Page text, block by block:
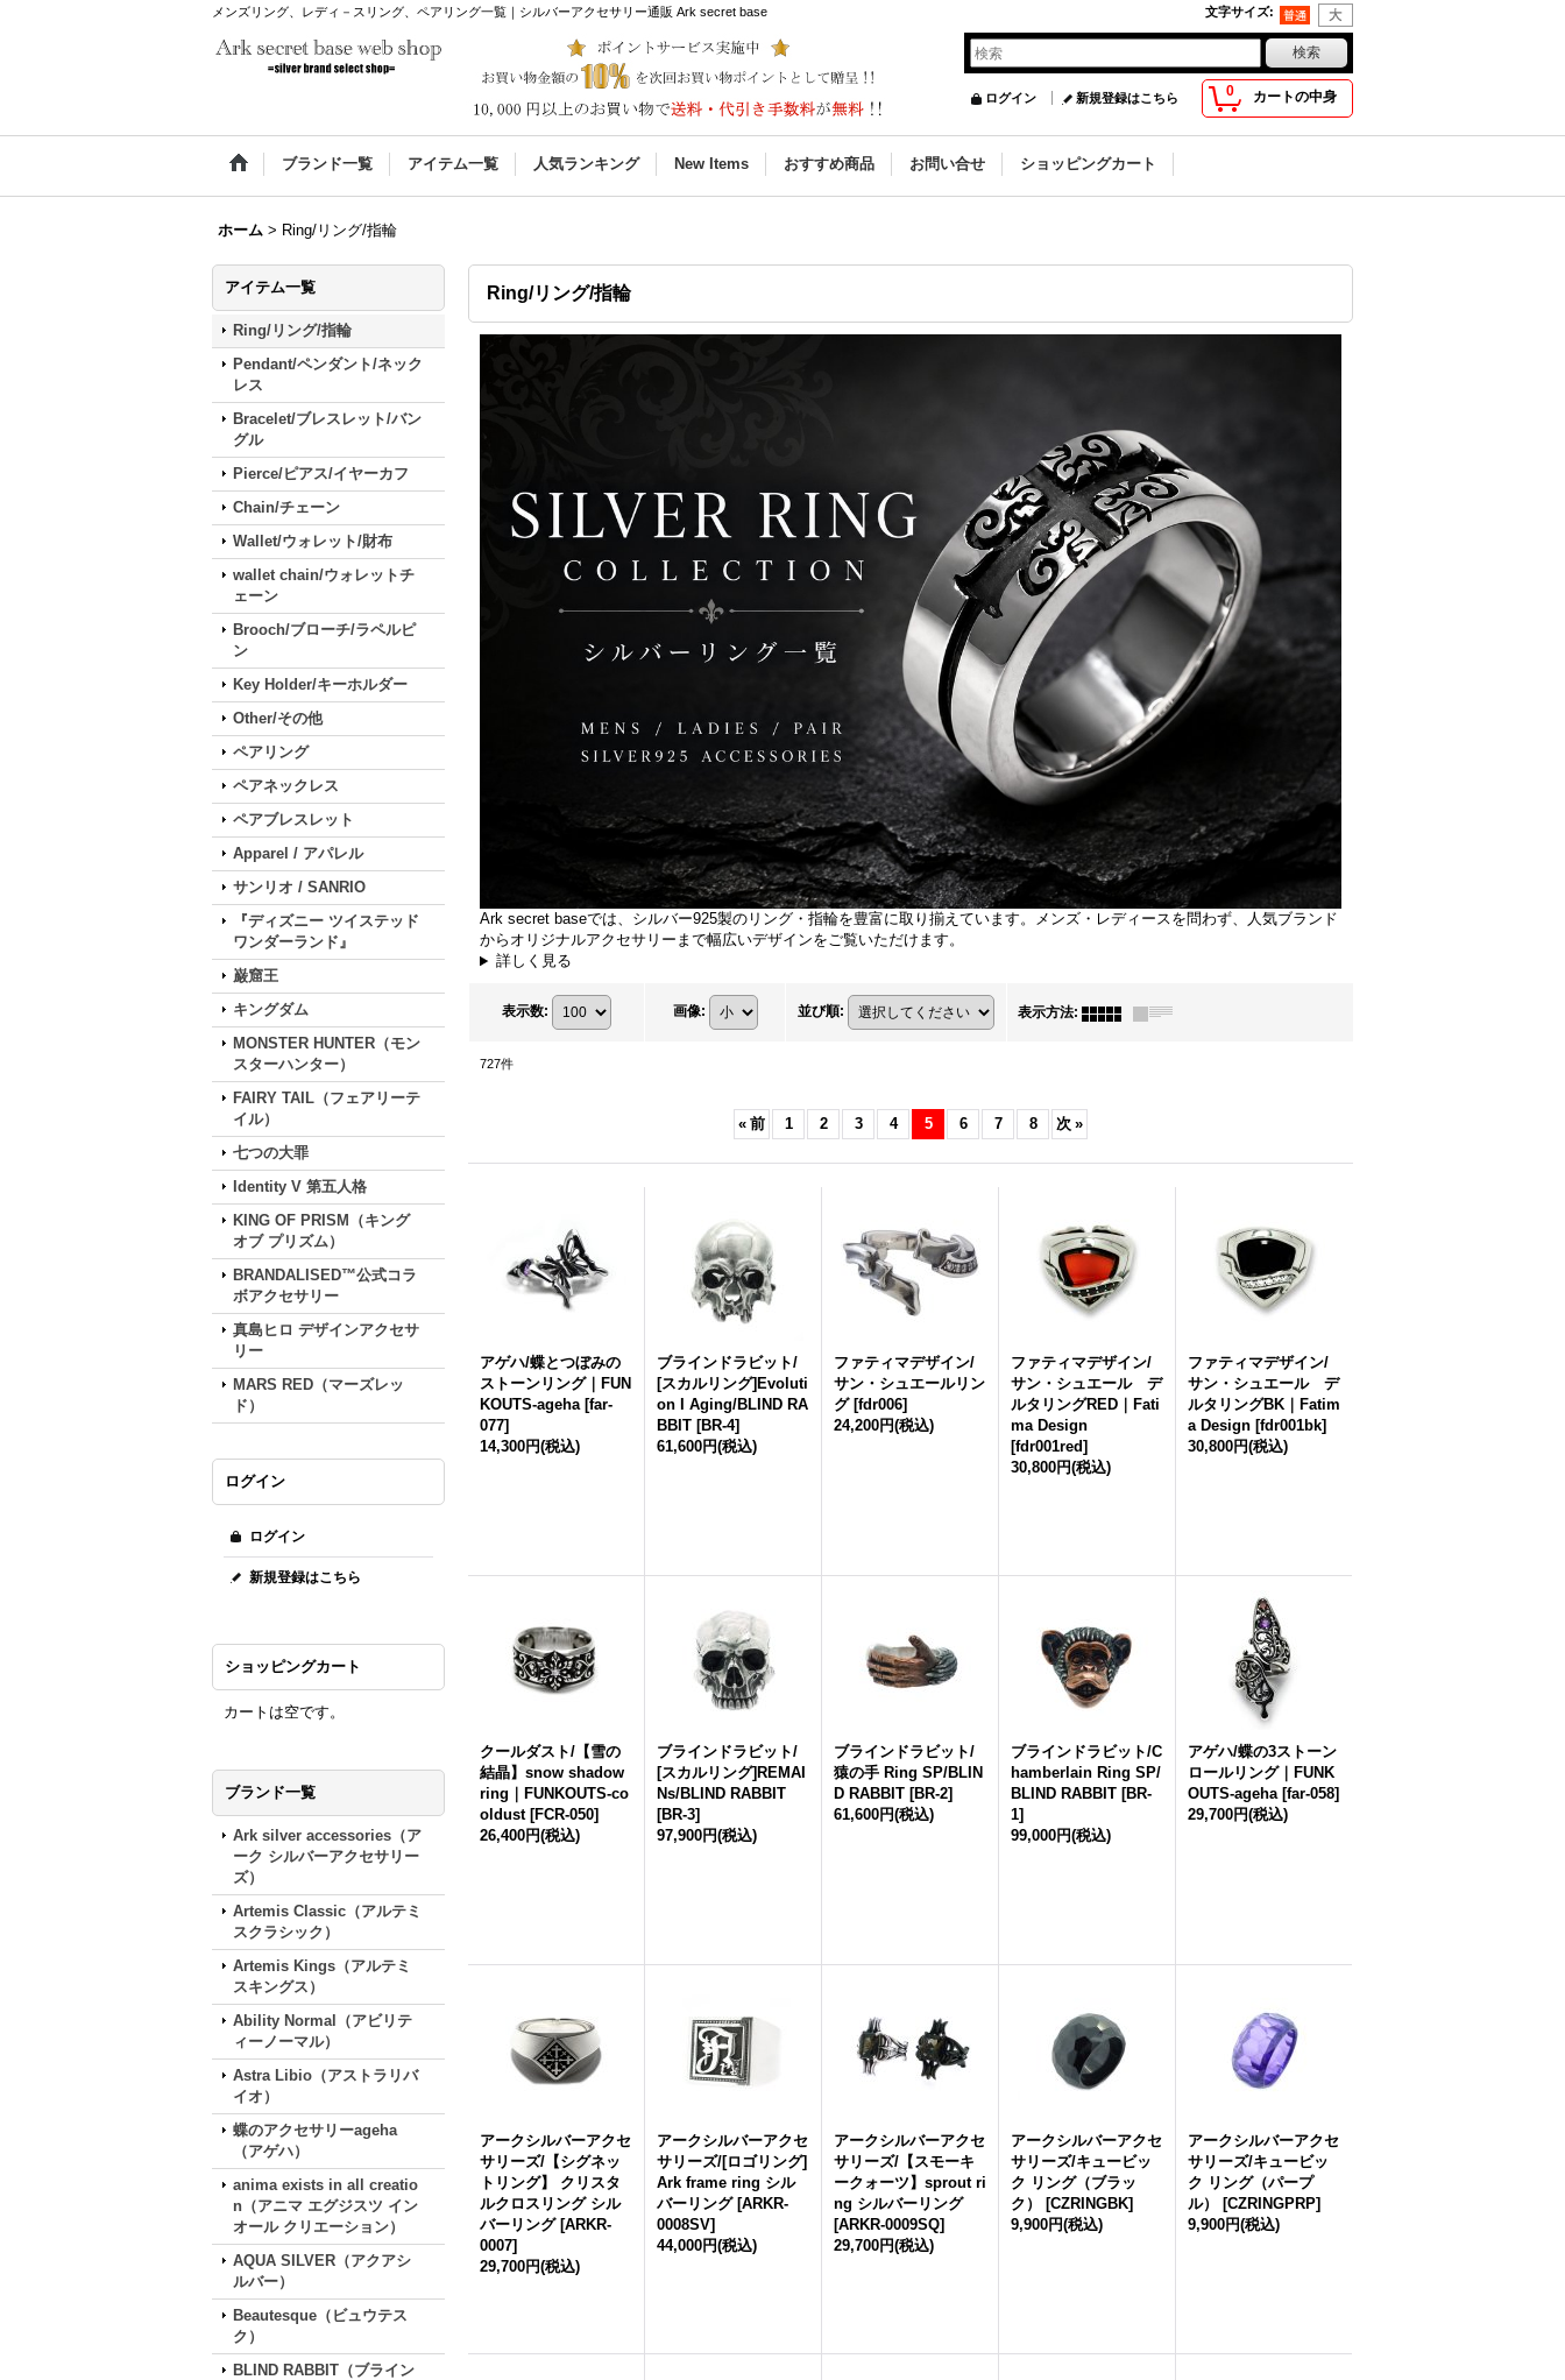
メンズリング、レディ－スリング、ペアリング一覧｜シルバーアクセサリー通販 Ark secret base 文字サイズ:
0 カートの中身
ログイン 新規登録はこちら
ブランド一覧 アイテム一覧 人気ランキング New Items おすすめ商品 お問い合せ ショッピングカート
ホーム > Ring/リング/指輪
アイテム一覧
Ring/リング/指輪
Pendant/ペンダント/ネック
レス
Bracelet/ブレスレット/バン
グル
Pierce/ピアス/イヤーカフ
Chain/チェーン
Wallet/ウォレット/財布
wallet chain/ウォレットチ
ェーン
Brooch/ブローチ/ラペルピ
ン
Key Holder/キーホルダー
Other/その他
ペアリング
ペアネックレス
ペアブレスレット
Apparel / アパレル
サンリオ / SANRIO
『ディズニー ツイステッド
ワンダーランド』
巌窟王
キングダム
MONSTER HUNTER（モン
スターハンター）
FAIRY TAIL（フェアリーテ
イル）
七つの大罪
Identity V 第五人格
KING OF PRISM（キング
オブ プリズム）
BRANDALISED™公式コラ
ボアクセサリー
真島ヒロ デザインアクセサ
リー
MARS RED（マーズレッ
ド）
ログイン
ログイン
新規登録はこちら
ショッピングカート
カートは空です。
ブランド一覧
Ark silver accessories（ア
ーク シルバーアクセサリー
ズ）
Artemis Classic（アルテミ
スクラシック）
Artemis Kings（アルテミ
スキングス）
Ability Normal（アビリテ
ィーノーマル）
Astra Libio（アストラリバ
イオ）
蝶のアクセサリーageha
（アゲハ）
anima exists in all creatio
n（アニマ エグジスツ イン
オール クリエーション）
AQUA SILVER（アクアシ
ルバー）
Beautesque（ビュウテス
ク）
BLIND RABBIT（ブライン
Ring/リング/指輪
Ark secret baseでは、シルバー925製のリング・指輪を豊富に取り揃えています。メンズ・レディースを問わず、人気ブランド
からオリジナルアクセサリーまで幅広いデザインをご覧いただけます。
詳しく見る
表示数: 画像: 並び順: 表示方法:
727件
« 前 1 2 3 4 5 6 7 8 次 »
アゲハ/蝶とつぼみの
ストーンリング｜FUN
KOUTS-ageha [far-
077]
14,300円(税込)
ブラインドラビット/
[スカルリング]Evoluti
on I Aging/BLIND RA
BBIT [BR-4]
61,600円(税込)
ファティマデザイン/
サン・シュエールリン
グ [fdr006]
24,200円(税込)
ファティマデザイン/
サン・シュエール デ
ルタリングRED｜Fati
ma Design
[fdr001red]
30,800円(税込)
ファティマデザイン/
サン・シュエール デ
ルタリングBK｜Fatim
a Design [fdr001bk]
30,800円(税込)
クールダスト/【雪の
結晶】snow shadow
ring｜FUNKOUTS-co
oldust [FCR-050]
26,400円(税込)
ブラインドラビット/
[スカルリング]REMAI
Ns/BLIND RABBIT
[BR-3]
97,900円(税込)
ブラインドラビット/
猿の手 Ring SP/BLIN
D RABBIT [BR-2]
61,600円(税込)
ブラインドラビット/C
hamberlain Ring SP/
BLIND RABBIT [BR-
1]
99,000円(税込)
アゲハ/蝶の3ストーン
ロールリング｜FUNK
OUTS-ageha [far-058]
29,700円(税込)
アークシルバーアクセ
サリーズ/【シグネッ
トリング】 クリスタ
ルクロスリング シル
バーリング [ARKR-
0007]
29,700円(税込)
アークシルバーアクセ
サリーズ/[ロゴリング]
Ark frame ring シル
バーリング [ARKR-
0008SV]
44,000円(税込)
アークシルバーアクセ
サリーズ/【スモーキ
ークォーツ】sprout ri
ng シルバーリング
[ARKR-0009SQ]
29,700円(税込)
アークシルバーアクセ
サリーズ/キュービッ
ク リング（ブラッ
ク）
[CZRINGBK]
9,900円(税込)
アークシルバーアクセ
サリーズ/キュービッ
ク リング（パープ
ル）
[CZRINGPRP]
9,900円(税込)